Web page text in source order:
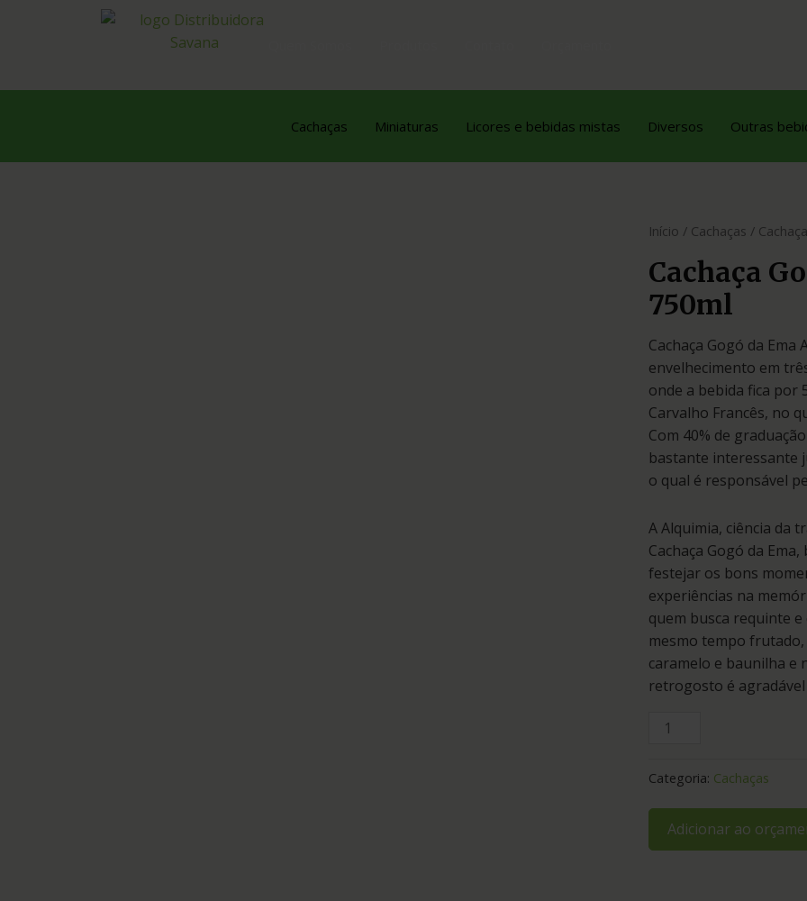
Cachaças Miniaturas Licores e bebidas mistas Diversos Outras
Início / Cachaças /
Cachaça
750ml
Cachaça Gogó da
envelhecimento em
onde a bebida fica por
Carvalho Francês, no
Com 40% de
bastante interessante
o qual é responsável
A Alquimia, ciência da
Cachaça Gogó da
festejar os bons
experiências na
quem busca requinte
mesmo tempo
caramelo e baunilha e
retrogosto é
Categoria: Cachaças
Adicionar ao